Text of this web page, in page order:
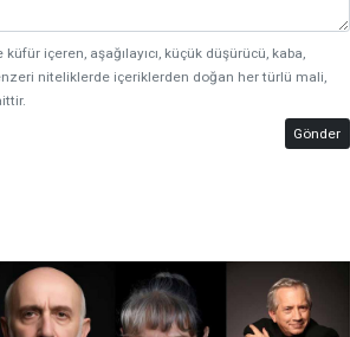
içeren, aşağılayıcı, küçük düşürücü, kaba,
niteliklerde içeriklerden doğan her türlü mali,
Gönder